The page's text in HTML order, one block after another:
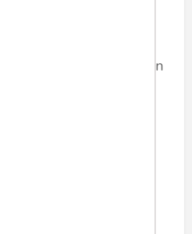
rada beda pamadegan
sakolana si
Kakang rek diasupkeun
mah disakolakeun ka
nu jauh ti Jakarta.
da anak kakara
ti indung-bapana,